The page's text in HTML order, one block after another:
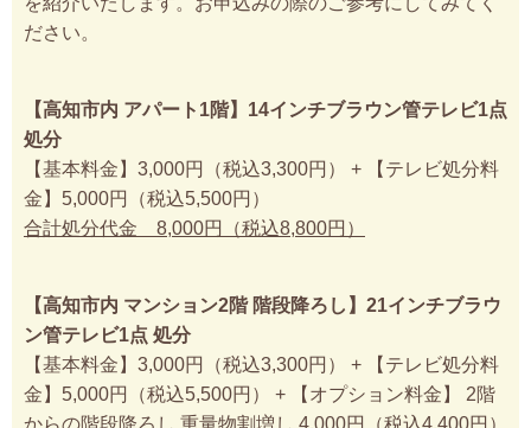
ださい。
【高知市内 アパート1階】14インチブラウン管テレビ1点
処分
【基本料金】3,000円（税込3,300円） + 【テレビ処分料
金】5,000円（税込5,500円）
合計処分代金 8,000円（税込8,800円）
【高知市内 マンション2階 階段降ろし】21インチブラウ
ン管テレビ1点 処分
【基本料金】3,000円（税込3,300円） + 【テレビ処分料
金】5,000円（税込5,500円） + 【オプション料金】 2階